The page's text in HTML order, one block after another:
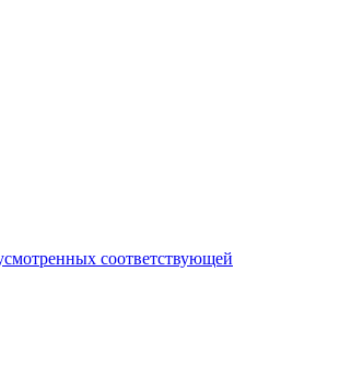
соответствующей